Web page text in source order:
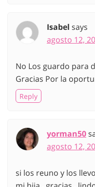
Isabel says
agosto 12,
No Los guardo para
Gracias Por la
Reply
yorman50
agosto 12,
si los reuno y los